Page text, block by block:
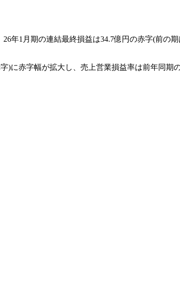
年1月期の連結最終損益は34.7億円の赤字(前の
)に赤字幅が拡大し、売上営業損益率は前年同期